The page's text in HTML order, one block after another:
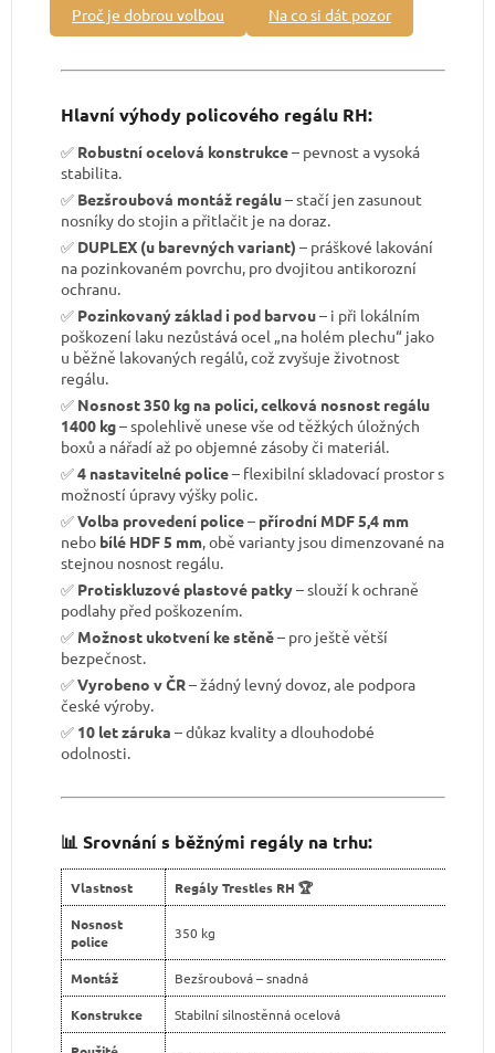
Proč je dobrou volbou Na co si dát pozor
Hlavní výhody policového regálu RH:
✅ Robustní ocelová konstrukce– pevnost a vysoká
stabilita.
✅ Bezšroubová montáž regálu– stačí jen zasunout
nosníky do stojin a přitlačit je na doraz.
✅ DUPLEX (u barevných variant) – práškové lakování
na pozinkovaném povrchu, pro dvojitou antikorozní
ochranu.
✅ Pozinkovaný základ i pod barvou– i při lokálním
poškození laku nezůstává ocel „na holém plechu“ jako
u běžně lakovaných regálů, což zvyšuje životnost
regálu.
✅ Nosnost 350 kg na polici, celková nosnost regálu
1400 kg– spolehlivě unese vše od těžkých úložných
boxů a nářadí až po objemné zásoby či materiál.
✅4 nastavitelné police– flexibilní skladovací prostor s
možností úpravy výšky polic.
✅Volba provedení police– přírodní MDF 5,4 mm
nebo bílé HDF 5 mm, obě varianty jsou dimenzované na
stejnou nosnost regálu.
✅ Protiskluzové plastové patky– slouží k ochraně
podlahy před poškozením.
✅ Možnost ukotvení ke stěně– pro ještě větší
bezpečnost.
✅Vyrobeno v ČR– žádný levný dovoz, ale podpora
české výroby.
✅ 10 let záruka – důkaz kvality a dlouhodobé
odolnosti.
📊 Srovnání s běžnými regály na trhu:
Vlastnost Regály Trestles RH 🏆
Nosnost
police
350 kg
Montáž Bezšroubová – snadná
Konstrukce Stabilní silnostěnná ocelová